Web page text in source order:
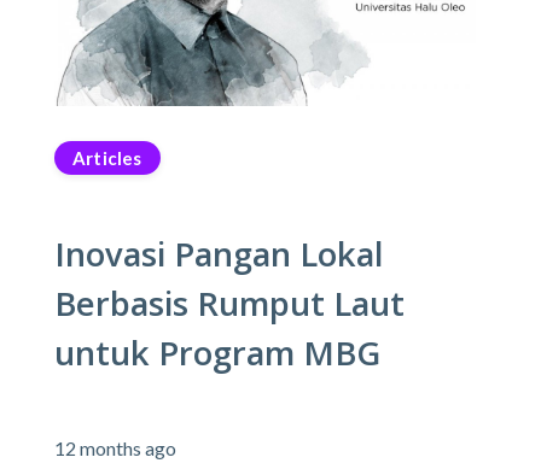
Articles
Inovasi Pangan Lokal
Berbasis Rumput Laut
untuk Program MBG
12 months ago